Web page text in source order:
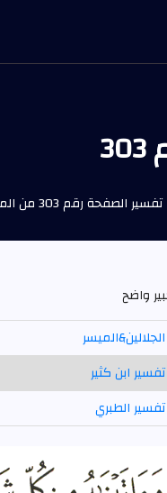
تفسير الصفحة رقم 303 من المصحف
واضح
الجلالين&الميسر
تفسير ابن كثير
تفسير الطبري